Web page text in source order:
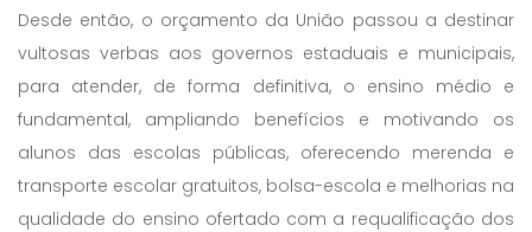
Desde então, o orçamento da União passou a destinar
vultosas verbas aos governos estaduais e municipais,
para atender, de forma definitiva, o ensino médio e
fundamental, ampliando benefícios e motivando os
alunos das escolas públicas, oferecendo merenda e
transporte escolar gratuitos, bolsa-escola e melhorias na
qualidade do ensino ofertado com a requalificação dos